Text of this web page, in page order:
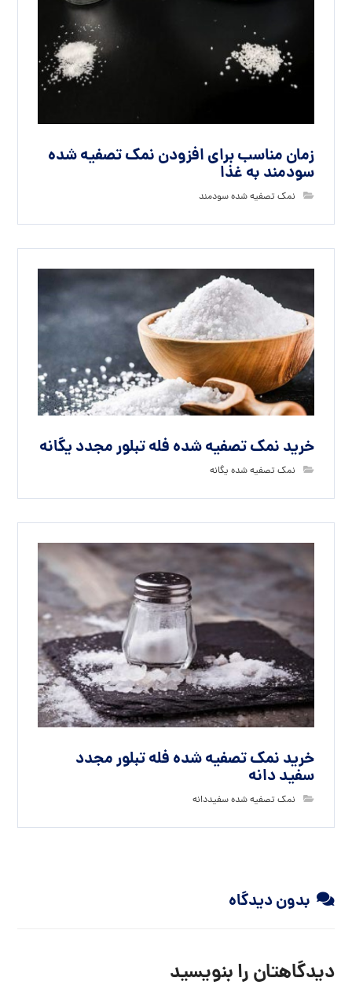
زمان مناسب برای افزودن نمک تصفیه شده
سودمند به غذا
نمک تصفیه شده سودمند
خرید نمک تصفیه شده فله تبلور مجدد یگانه
نمک تصفیه شده یگانه
خرید نمک تصفیه شده فله تبلور مجدد
سفید دانه
نمک تصفیه شده سفیددانه
بدون دیدگاه
دیدگاهتان را بنویسید